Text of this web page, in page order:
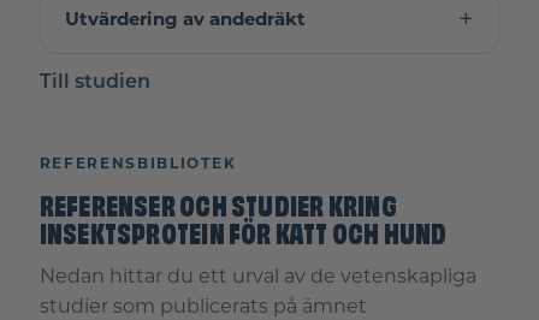
Utvärdering av andedräkt
Till studien
REFERENSBIBLIOTEK
REFERENSER OCH STUDIER KRING
INSEKTSPROTEIN FÖR KATT OCH HUND
Nedan hittar du ett urval av de vetenskapliga
studier som publicerats på ämnet